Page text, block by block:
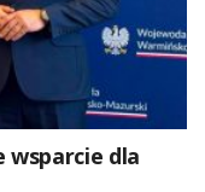
wsparcie dla